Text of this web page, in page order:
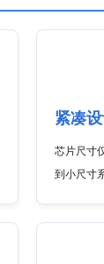
紧凑
芯片尺寸
到小尺寸